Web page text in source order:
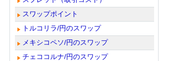
スワップポイント
トルコリラ/円のスワップ
メキシコペソ/円のスワップ
チェココルナ/円のスワップ